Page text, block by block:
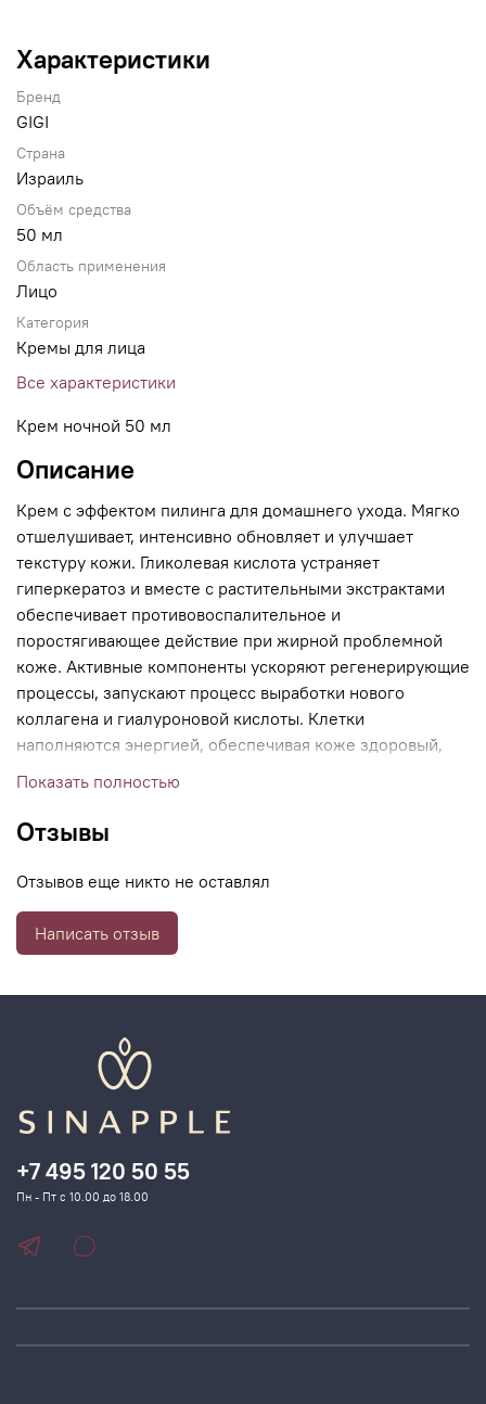
Характеристики
Бренд
GIGI
Страна
Израиль
Объём средства
50 мл
Область применения
Лицо
Категория
Кремы для лица
Все характеристики
Крем ночной 50 мл
Описание
Крем с эффектом пилинга для домашнего ухода. Мягко
отшелушивает, интенсивно обновляет и улучшает
текстуру кожи. Гликолевая кислота устраняет
гиперкератоз и вместе с растительными экстрактами
обеспечивает противовоспалительное и
поростягивающее действие при жирной проблемной
коже. Активные компоненты ускоряют регенерирующие
процессы, запускают процесс выработки нового
коллагена и гиалуроновой кислоты. Клетки
наполняются энергией, обеспечивая коже здоровый,
сияющий вид и разглаживание морщинок!
Показать полностью
Отзывы
Отзывов еще никто не оставлял
Написать отзыв
+7 495 120 50 55
Пн - Пт с 10.00 до 18.00